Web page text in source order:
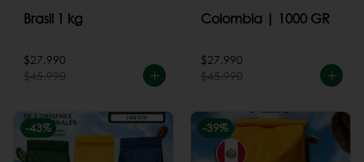
Brasil 1 kg
$27.990
$45.990
Colombia | 1000 GR
$27.990
$45.990
-43% -39%